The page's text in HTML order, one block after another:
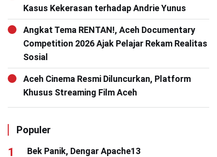
Kasus Kekerasan terhadap Andrie Yunus
Angkat Tema RENTAN!, Aceh Documentary
Competition 2026 Ajak Pelajar Rekam Realitas
Sosial
Aceh Cinema Resmi Diluncurkan, Platform
Khusus Streaming Film Aceh
Populer
Bek Panik, Dengar Apache13